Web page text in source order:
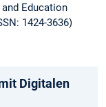
Education
1424-3636)
Digitalen